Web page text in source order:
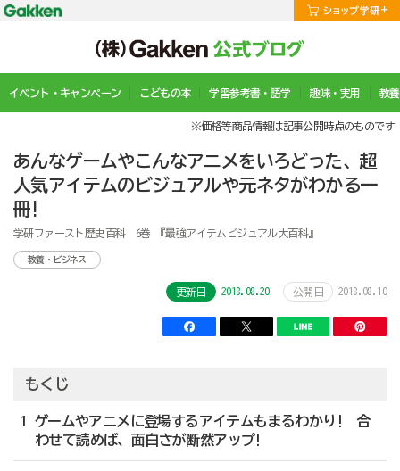
イベント・キャンペーン こどもの本 学習参考書・語学 趣味・実用 教
※価格等商品情報は記事公開時点のものです
あんなゲームやこんなアニメをいろどった、超
人気アイテムのビジュアルや元ネタがわかる一
冊!
学研ファースト歴史百科 6巻 『最強アイテムビジュアル大百科』
教養・ビジネス
更新日 2018.08.20 公開日 2018.08.10
もくじ
1 ゲームやアニメに登場するアイテムもまるわかり! 合
わせて読めば、面白さが断然アップ!